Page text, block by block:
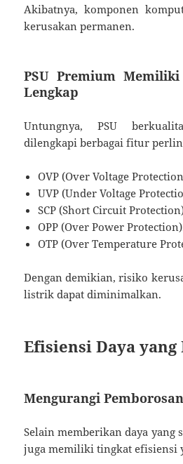
Akibatnya, komponen
kerusakan permanen.
PSU Premium
Lengkap
Untungnya, PSU
dilengkapi berbagai fitur
OVP (Over Voltage
UVP (Under Voltage
SCP (Short Circuit
OPP (Over Power
OTP (Over Temperature
Dengan demikian, risiko
listrik dapat diminimalkan.
Efisiensi Daya
Mengurangi
Selain memberikan daya yang
juga memiliki tingkat efisiensi